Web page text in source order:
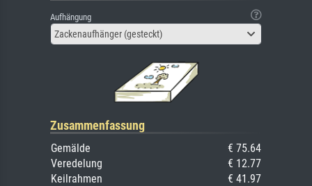
Aufhängung
Zackenaufhänger (gesteckt)
Zusammenfassung
Gemälde
€ 75.64
Veredelung
€ 12.77
Keilrahmen
€ 41.97